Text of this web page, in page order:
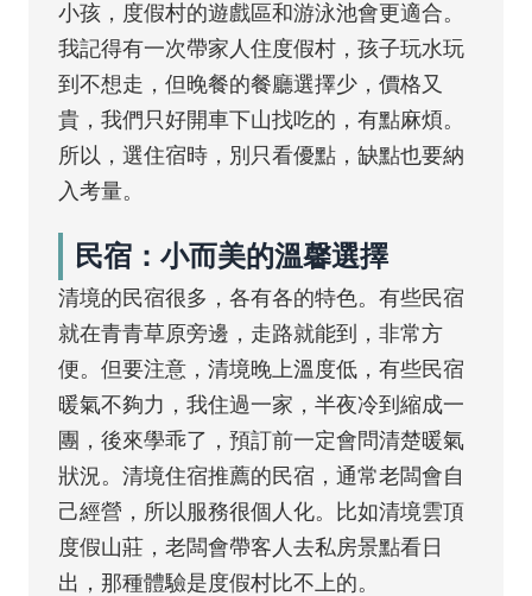
小孩，度假村的遊戲區和游泳池會更適合。
我記得有一次帶家人住度假村，孩子玩水玩
到不想走，但晚餐的餐廳選擇少，價格又
貴，我們只好開車下山找吃的，有點麻煩。
所以，選住宿時，別只看優點，缺點也要納
入考量。
民宿：小而美的溫馨選擇
清境的民宿很多，各有各的特色。有些民宿
就在青青草原旁邊，走路就能到，非常方
便。但要注意，清境晚上溫度低，有些民宿
暖氣不夠力，我住過一家，半夜冷到縮成一
團，後來學乖了，預訂前一定會問清楚暖氣
狀況。清境住宿推薦的民宿，通常老闆會自
己經營，所以服務很個人化。比如清境雲頂
度假山莊，老闆會帶客人去私房景點看日
出，那種體驗是度假村比不上的。